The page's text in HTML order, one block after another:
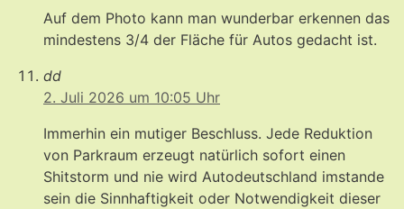
Auf dem Photo kann man wunderbar erkennen das
mindestens 3/4 der Fläche für Autos gedacht ist.
dd
2. Juli 2026 um 10:05 Uhr
Immerhin ein mutiger Beschluss. Jede Reduktion
von Parkraum erzeugt natürlich sofort einen
Shitstorm und nie wird Autodeutschland imstande
sein die Sinnhaftigkeit oder Notwendigkeit dieser